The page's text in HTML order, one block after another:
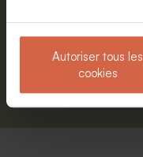
Autoriser tous les
cookies